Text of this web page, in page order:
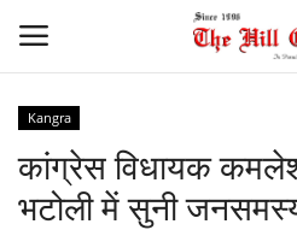
Home
Kangra
कांग्रेस विधायक
भटोली में सुनी